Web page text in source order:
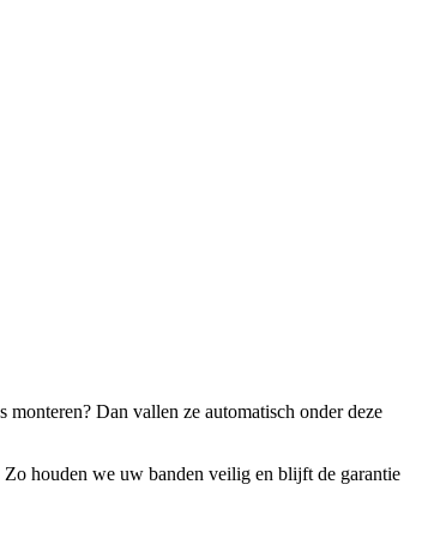
Dan vallen ze automatisch onder deze
Zo houden we uw banden veilig en blijft de garantie